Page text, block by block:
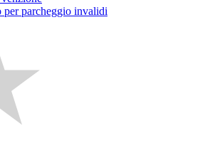
per parcheggio invalidi